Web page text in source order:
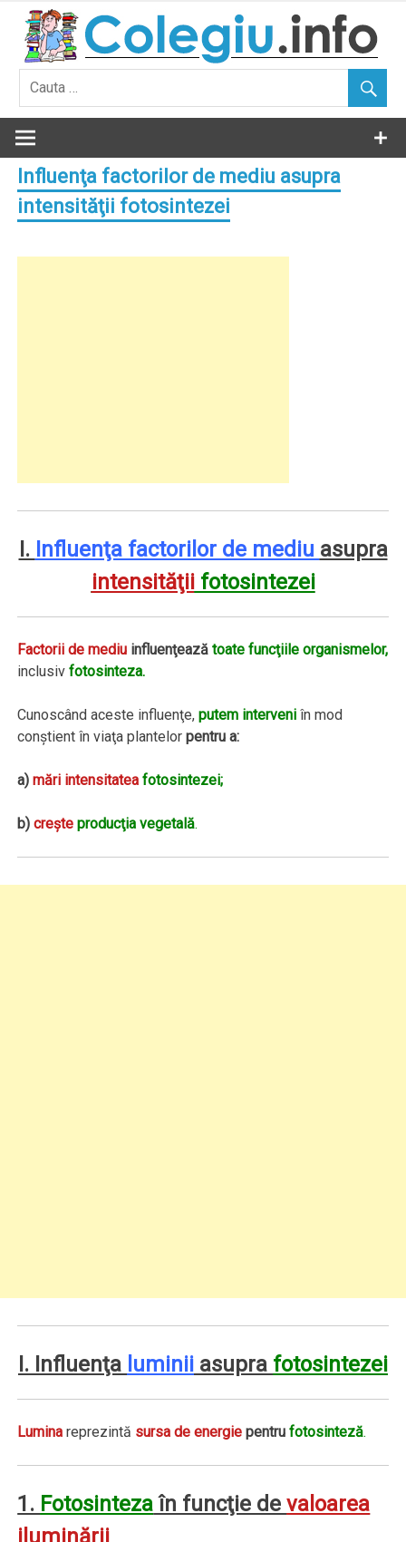
content
Influenţa factorilor de mediu asupra
intensităţii fotosintezei
I. Influenţa factorilor de mediu asupra
intensităţiifotosintezei
Factorii de mediu influenţează toate funcţiile organismelor,
inclusivfotosinteza.
Cunoscând aceste influenţe,putem interveni în mod
conştient în viaţa plantelorpentru a:
a)mări intensitateafotosintezei;
b)creşteproducţia vegetală.
I. Influenţa luminii asupra fotosintezei
Lumina reprezintă sursa de energie pentrufotosinteză.
1. Fotosintezaîn funcţie devaloarea
iluminării